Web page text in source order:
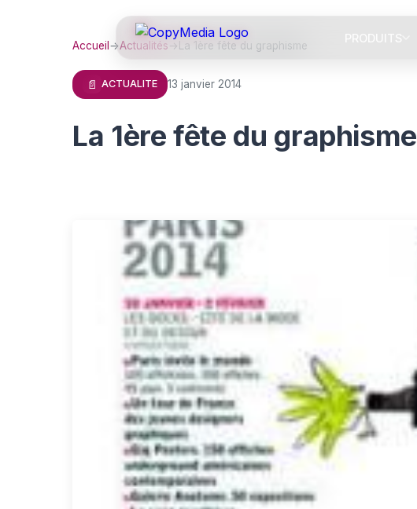
PRODUITS
Accueil →Actualités→ La 1ère fête du graphisme
📄 ACTUALITE 13 janvier 2014
La 1ère fête du graphisme